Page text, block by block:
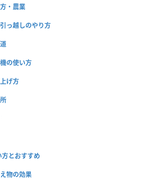
・農業
っ越しのやり方
の使い方
げ方
とおすすめ
物の効果